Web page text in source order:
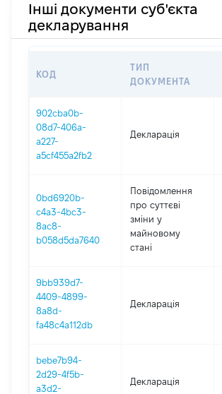
Інші документи суб'єкта
декларування
КОД
ТИП
ДОКУМЕНТА
902cba0b-
08d7-406a-
a227-
a5cf455a2fb2
Декларація
0bd6920b-
c4a3-4bc3-
8ac8-
b058d5da7640
Повідомлення
про суттєві
зміни y
майновому
стані
9bb939d7-
4409-4899-
8a8d-
fa48c4a112db
Декларація
bebe7b94-
2d29-4f5b-
a3d2-
Декларація